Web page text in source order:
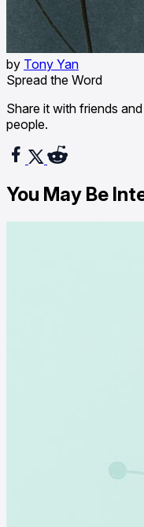
by Tony Yan
Spread the Word
Share it with friends
people.
You May Be